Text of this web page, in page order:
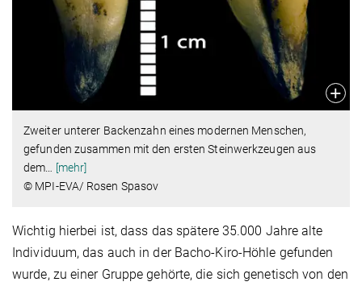
Zweiter unterer Backenzahn eines modernen Menschen,
gefunden zusammen mit den ersten Steinwerkzeugen aus
dem
[mehr]
© MPI-EVA/ Rosen Spasov
Wichtig hierbei ist, dass das spätere 35.000 Jahre alte
Individuum, das auch in der Bacho-Kiro-Höhle gefunden
wurde, zu einer Gruppe gehörte, die sich genetisch von den